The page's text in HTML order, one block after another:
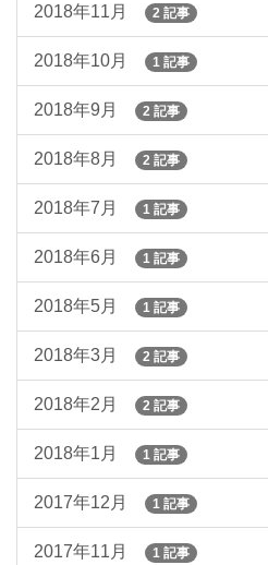
2018年11月 2 記事
2018年10月 1 記事
2018年9月 2 記事
2018年8月 2 記事
2018年7月 1 記事
2018年6月 1 記事
2018年5月 1 記事
2018年3月 2 記事
2018年2月 2 記事
2018年1月 1 記事
2017年12月 1 記事
2017年11月 1 記事